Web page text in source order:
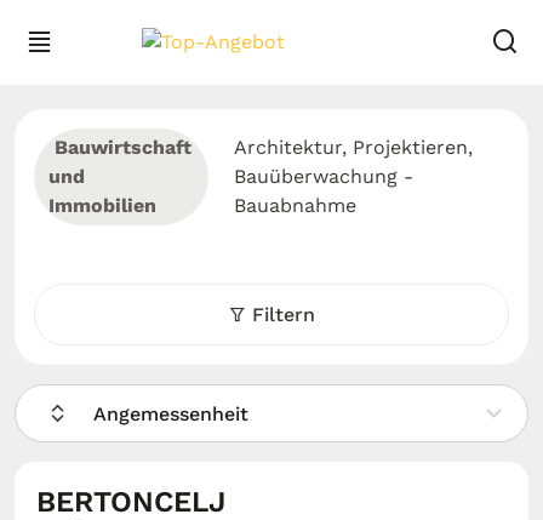
Bauwirtschaft
und
Immobilien
Architektur, Projektieren,
Bauüberwachung -
Bauabnahme
Filtern
Angemessenheit
BERTONCELJ